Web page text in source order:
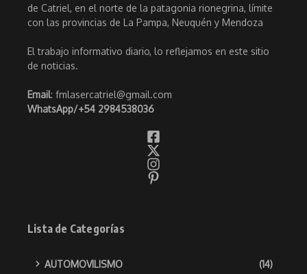
de Catriel, en el norte de la patagonia rionegrina, límite
con las provincias de La Pampa, Neuquén y Mendoza
El trabajo informativo diario, lo reflejamos en este sitio
de noticias.
Email: fmlasercatriel@gmail.com
WhatsApp/+54 2984538036
Lista de Categorías
AUTOMOVILISMO (14)